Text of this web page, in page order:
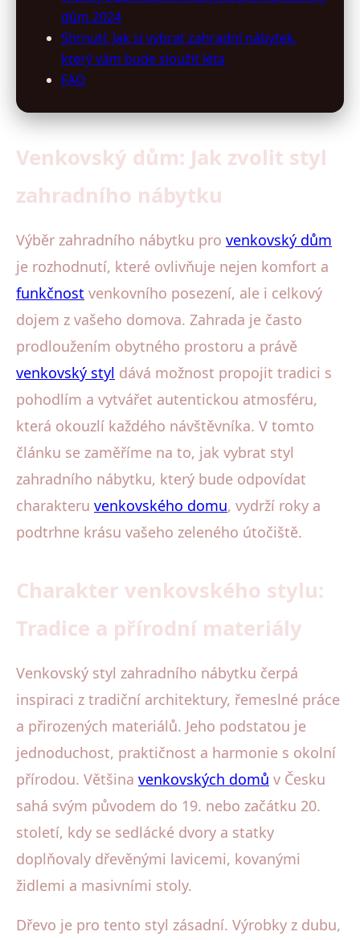
dům 2024
Shrnutí: Jak si vybrat zahradní nábytek,
který vám bude sloužit léta
FAQ
Venkovský dům: Jak zvolit styl
zahradního nábytku
Výběr zahradního nábytku pro venkovský dům
je rozhodnutí, které ovlivňuje nejen komfort a
funkčnost venkovního posezení, ale i celkový
dojem z vašeho domova. Zahrada je často
prodloužením obytného prostoru a právě
venkovský styl dává možnost propojit tradici s
pohodlím a vytvářet autentickou atmosféru,
která okouzlí každého návštěvníka. V tomto
článku se zaměříme na to, jak vybrat styl
zahradního nábytku, který bude odpovídat
charakteru venkovského domu, vydrží roky a
podtrhne krásu vašeho zeleného útočiště.
Charakter venkovského stylu:
Tradice a přírodní materiály
Venkovský styl zahradního nábytku čerpá
inspiraci z tradiční architektury, řemeslné práce
a přirozených materiálů. Jeho podstatou je
jednoduchost, praktičnost a harmonie s okolní
přírodou. Většina venkovských domů v Česku
sahá svým původem do 19. nebo začátku 20.
století, kdy se sedlácké dvory a statky
doplňovaly dřevěnými lavicemi, kovanými
židlemi a masivními stoly.
Dřevo je pro tento styl zásadní. Výrobky z dubu,